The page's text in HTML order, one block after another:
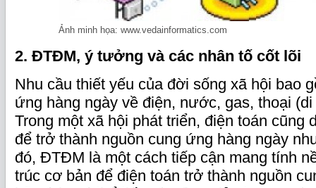
Ảnh minh họa: www.vedainformatics.com
2. ĐTĐM, ý tưởng và các nhân tố cốt lõi
Nhu cầu thiết yếu của đời sống xã hội bao
ứng hàng ngày về điện, nước, gas, thoại
Trong một xã hội phát triển, điện toán cũng
để trở thành nguồn cung ứng hàng ngày
đó, ĐTĐM là một cách tiếp cận mang tính
trúc cơ bản để điện toán trở thành nguồn